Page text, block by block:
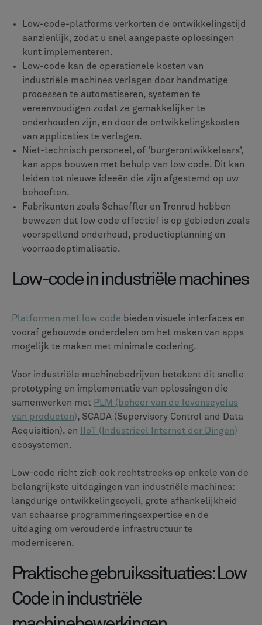
Low-code-platforms verkorten de ontwikkelingstijd
aanzienlijk, zodat u snel aangepaste oplossingen
kunt implementeren.
Low-code kan de operationele kosten van
industriële machines verlagen door handmatige
processen te automatiseren, systemen te
vereenvoudigen zodat ze gemakkelijker te
onderhouden zijn, en door de ontwikkelingskosten
van applicaties te verlagen.
Niet-technisch personeel, of 'burgerontwikkelaars',
kan apps bouwen met behulp van low code. Dit kan
leiden tot nieuwe ideeën die zijn afgestemd op uw
behoeften.
Fabrikanten zoals Schaeffler en Tronrud hebben
bewezen dat low code effectief is op gebieden zoals
voorspellend onderhoud, productieplanning en
voorraadoptimalisatie.
Low-code in industriële machines
Platformen met low code bieden visuele interfaces en
vooraf gebouwde onderdelen om het maken van apps
mogelijk te maken met minimale codering.
Voor industriële machinebedrijven betekent dit snelle
prototyping en implementatie van oplossingen die
samenwerken met PLM (beheer van de levenscyclus
van producten), SCADA (Supervisory Control and Data
Acquisition), en
IIoT (Industrieel Internet der Dingen)
ecosystemen.
Low-code richt zich ook rechtstreeks op enkele van de
belangrijkste uitdagingen van industriële machines:
langdurige ontwikkelingscycli, grote afhankelijkheid
van schaarse programmeringsexpertise en de
uitdaging om verouderde infrastructuur te
moderniseren.
Praktische gebruikssituaties: Low
Code in industriële